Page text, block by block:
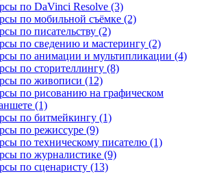
по DaVinci Resolve (3)
по мобильной съёмке (2)
по писательству (2)
по сведению и мастерингу (2)
по анимации и мультипликации (4)
по сторителлингу (8)
по живописи (12)
по рисованию на графическом
(1)
по битмейкингу (1)
по режиссуре (9)
по техническому писателю (1)
по журналистике (9)
по сценаристу (13)